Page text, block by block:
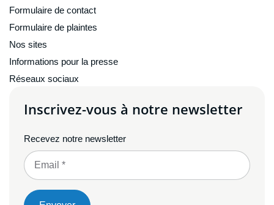
Formulaire de contact
Formulaire de plaintes
Nos sites
Informations pour la presse
Réseaux sociaux
Inscrivez-vous à notre newsletter
Recevez notre newsletter